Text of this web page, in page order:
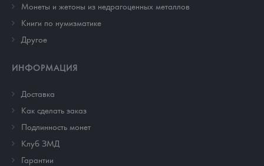
Монеты и жетоны из недрагоценных металлов
Книги по нумизматике
Другое
ИНФОРМАЦИЯ
Доставка
Как сделать заказ
Подлинность монет
Клуб ЗМД
Гарантии